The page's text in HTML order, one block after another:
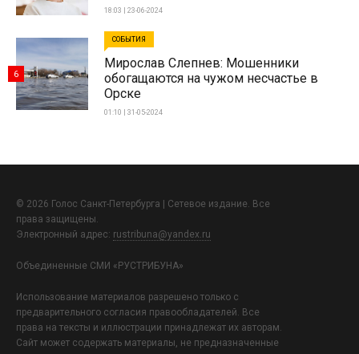
18:03 | 23-06-2024
СОБЫТИЯ
Мирослав Слепнев: Мошенники
обогащаются на чужом несчастье в
Орске
01:10 | 31-05-2024
6
© 2026 Голос Санкт-Петербурга | Сетевое издание. Все
права защищены.
Электронный адрес: rustribuna@yandex.ru
Объединенные СМИ «РУСТРИБУНА»
Использование материалов разрешено только с
предварительного согласия правообладателей. Все
права на тексты и иллюстрации принадлежат их авторам.
Сайт может содержать материалы, не предназначенные